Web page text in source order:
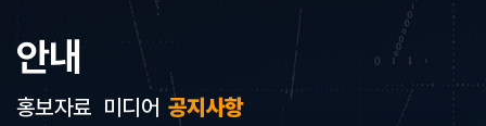
안내
공지사항
홍보자료 미디어